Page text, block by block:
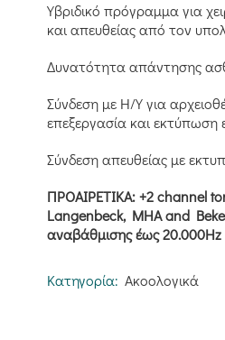
Υβριδικό πρόγραμμα για
και απευθείας από τον
Δυνατότητα απάντησης
Σύνδεση με Η/Υ για
επεξεργασία και
Σύνδεση απευθείας με
ΠΡΟΑΙΡΕΤΙΚΑ: +2 channel
Langenbeck, MHA and
αναβάθμισης έως 20.000Ηz
Κατηγορία: Ακοολογικά